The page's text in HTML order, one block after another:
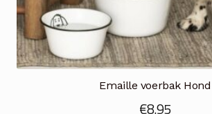
Emaille voerbak Hond
€8.95